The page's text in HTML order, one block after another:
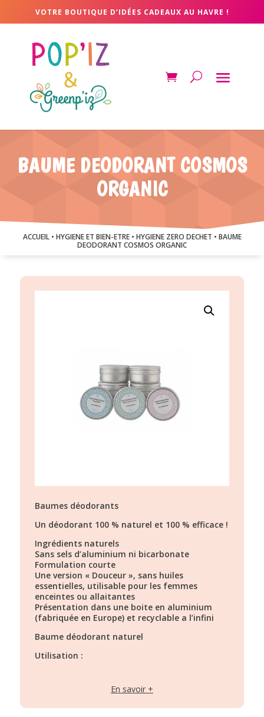
VOTRE BOUTIQUE D’IDÉES CADEAUX AU HAVRE !
BAUME DEODORANT COSMOS
ORGANIC
ACCUEIL• HYGIENE ET BIEN-ETRE• HYGIENE ZERO DECHET • BAUME
DEODORANT COSMOS ORGANIC
Baumes déodorants
Un déodorant 100 % naturel et 100 % efficace !
Ingrédients naturels
Sans sels d’aluminium ni bicarbonate
Formulation courte
Une version « Douceur », sans huiles
essentielles, utilisable pour les femmes
enceintes ou allaitantes
Présentation dans une boite en aluminium
(fabriquée en Europe) et recyclable a l’infini
Baume déodorant naturel
Utilisation :
quantité de baume sur les aisselles. Pénètre
rapidement sans laisser de film gras.Une
application quotidienne est suffisante.
En savoir +